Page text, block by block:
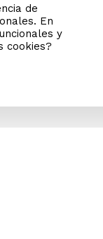
de
En
y
cookies?